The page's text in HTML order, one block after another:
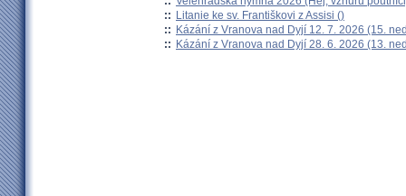
:: Litanie ke sv. Františkovi z Assisi ()
:: Kázání z Vranova nad Dyjí 12. 7. 2026 (15.
:: Kázání z Vranova nad Dyjí 28. 6. 2026 (13.